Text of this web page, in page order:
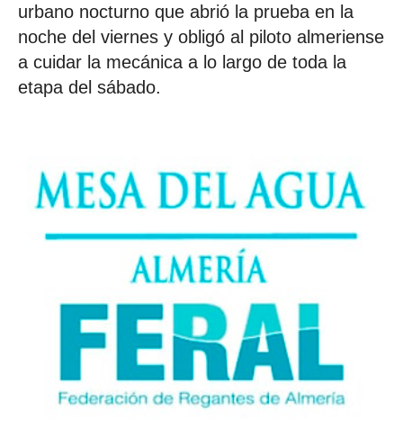
urbano nocturno que abrió la prueba en la
noche del viernes y obligó al piloto almeriense
a cuidar la mecánica a lo largo de toda la
etapa del sábado.